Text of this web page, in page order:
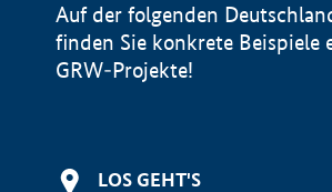
Auf der folgenden
finden Sie konkrete Beispiele
GRW-Projekte!
LOS GEHT'S